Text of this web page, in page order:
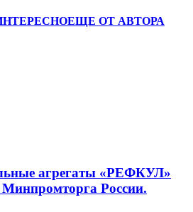
ЕЩЕ ОТ АВТОРА
агрегаты «РЕФКУЛ»
России.